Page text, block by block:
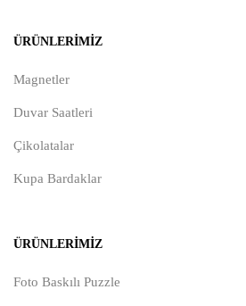
ÜRÜNLERIMIZ
Magnetler
Duvar Saatleri
Çikolatalar
Kupa Bardaklar
ÜRÜNLERIMIZ
Foto Baskılı Puzzle